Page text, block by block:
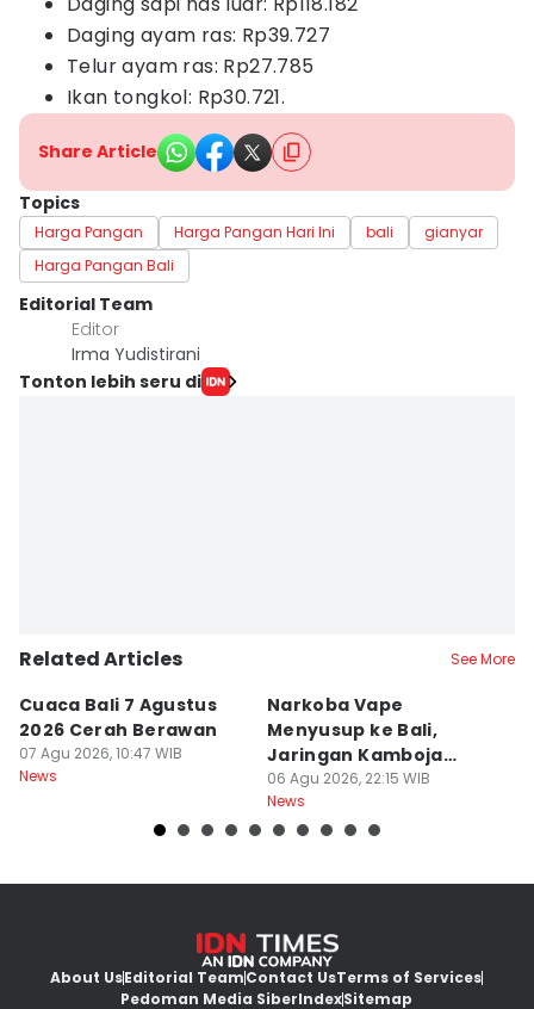
Daging ayam ras: Rp39.727
Telur ayam ras: Rp27.785
Ikan tongkol: Rp30.721.
Share Article
Topics
Harga Pangan Harga Pangan Hari Ini bali
gianyar
Harga Pangan Bali
Editorial Team
Editor
Irma Yudistirani
Tonton lebih seru di
Related Articles See More
Cuaca Bali 7 Agustus
2026 Cerah Berawan
07 Agu 2026, 10:47 WIB
News
Narkoba Vape
Menyusup ke Bali,
Jaringan Kamboja
Terbongkar
06 Agu 2026, 22:15 WIB
News
About UsEditorial TeamContact UsTerms of Services
Pedoman Media SiberIndexSitemap